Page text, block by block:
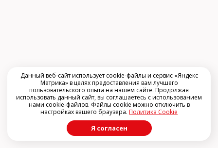
Данный веб-сайт использует cookie-файлы и сервис «Яндекс
Метрика» в целях предоставления вам лучшего
пользовательского опыта на нашем сайте. Продолжая
использовать данный сайт, вы соглашаетесь с использованием
нами cookie-файлов. Файлы cookie можно отключить в
настройках вашего браузера. Политика Cookie
Я согласен